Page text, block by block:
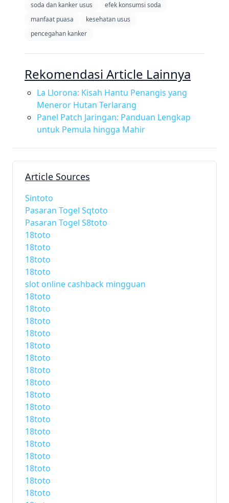
soda dan kanker usus
efek konsumsi soda
manfaat puasa
kesehatan usus
pencegahan kanker
Rekomendasi Article Lainnya
La Llorona: Kisah Hantu Penangis yang
Meneror Hutan Terlarang
Panel Patch Jaringan: Panduan Lengkap
untuk Pemula hingga Mahir
Article Sources
Sintoto
Pasaran Togel Sqtoto
Pasaran Togel S8toto
18toto
18toto
18toto
18toto
slot online cashback mingguan
18toto
18toto
18toto
18toto
18toto
18toto
18toto
18toto
18toto
18toto
18toto
18toto
18toto
18toto
18toto
18toto
18toto